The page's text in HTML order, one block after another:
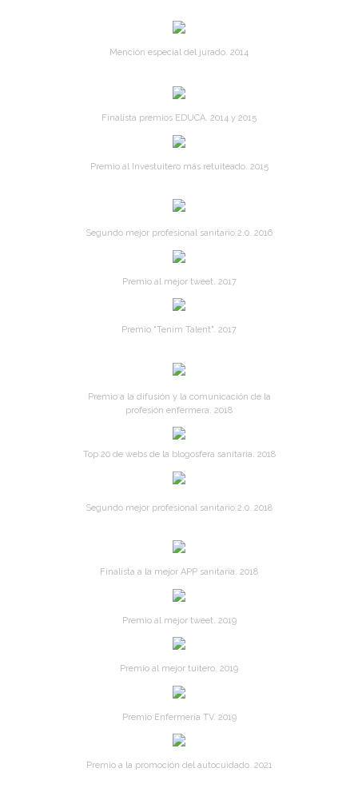
Mención especial del jurado. 2014
Finalista premios EDUCA. 2014 y 2015
Premio al Investuitero más retuiteado. 2015
Segundo mejor profesional sanitario 2.0. 2016
Premio al mejor tweet. 2017
Premio "Tenim Talent". 2017
Premio a la difusión y la comunicación de la
profesión enfermera. 2018
Top 20 de webs de la blogosfera sanitaria. 2018
Segundo mejor profesional sanitario 2.0. 2018
Finalista a la mejor APP sanitaria. 2018
Premio al mejor tweet. 2019
Premio al mejor tuitero. 2019
Premio Enfermería TV. 2019
Premio a la promoción del autocuidado. 2021